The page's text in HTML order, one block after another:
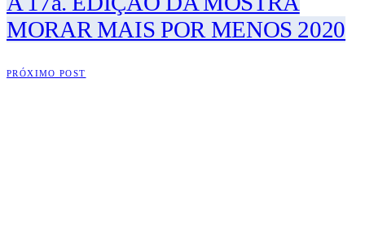
MORAR MAIS POR MENOS 2020
PRÓXIMO POST